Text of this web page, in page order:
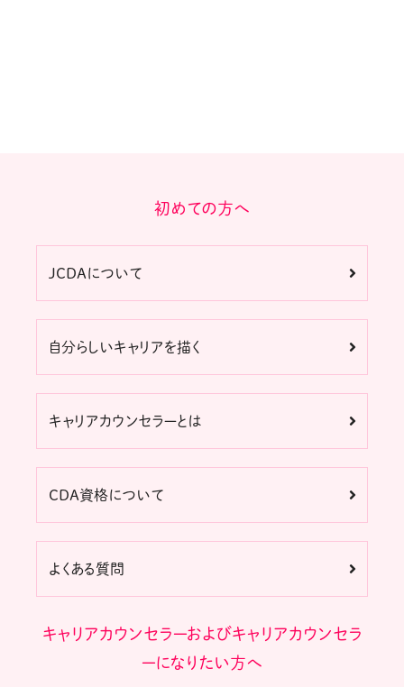
初めての方へ
JCDAについて
自分らしいキャリアを描く
キャリアカウンセラーとは
CDA資格について
よくある質問
キャリアカウンセラーおよびキャリアカウンセラ
ーになりたい方へ